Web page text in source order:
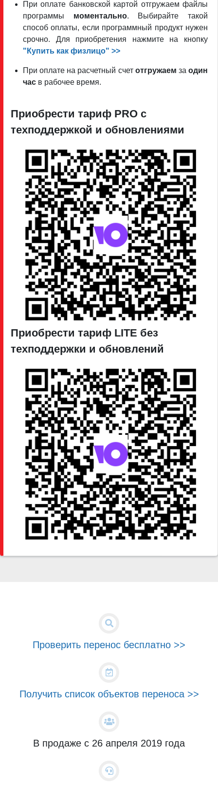
При оплате банковской картой отгружаем файлы
программы моментально. Выбирайте такой
способ оплаты, если программный продукт нужен
срочно. Для приобретения нажмите на кнопку
"Купить как физлицо" >>
При оплате на расчетный счет отгружаем заодин
час в рабочее время.
Приобрести тариф PRO c
техподдержкой и обновлениями
Приобрести тариф LITE без
техподдержки и обновлений
Проверить перенос бесплатно >>
Получить список объектов переноса >>
В продаже с 26 апреля 2019 года